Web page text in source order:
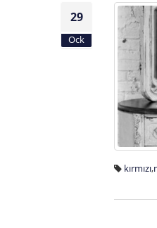
29
Ock
kırmızı,